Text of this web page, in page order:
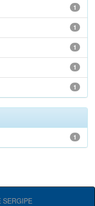
1
1
1
1
1
1
SERGIPE